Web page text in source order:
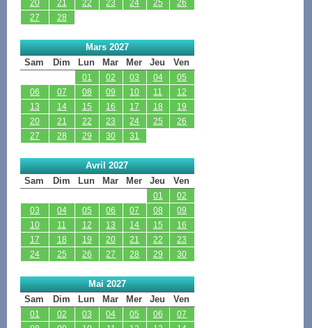
20
21 22 23 24 25
26
27
28
Mars 2027
Sam
Dim Lun Mar Mer Jeu Ven
01 02 03 04
05
06
07 08 09 10 11
12
13
14 15 16 17 18
19
20
21 22 23 24 25
26
27
28 29 30 31
Avril 2027
Sam
Dim Lun Mar Mer Jeu Ven
01
02
03
04 05 06 07 08
09
10
11 12 13 14 15
16
17
18 19 20 21 22
23
24
25 26 27 28 29 30
Mai 2027
Sam
Dim Lun Mar Mer Jeu Ven
01 02 03 04 05 06
07